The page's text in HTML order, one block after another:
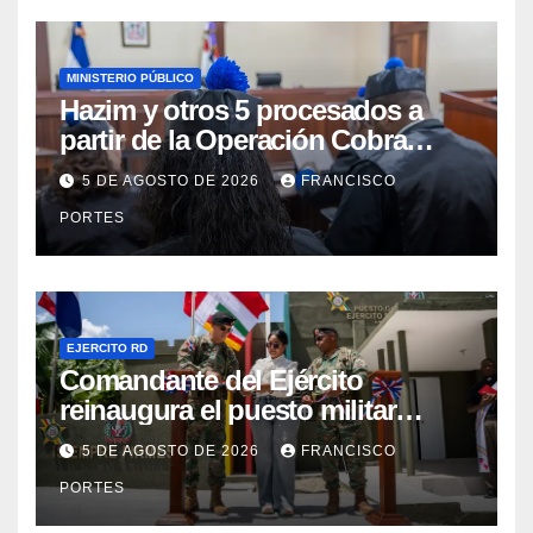
MINISTERIO PÚBLICO
Hazim y otros 5 procesados a
partir de la Operación Cobra
continuarán en prisión
5 DE AGOSTO DE 2026 FRANCISCO
PORTES
EJERCITO RD
Comandante del Ejército
reinaugura el puesto militar
Aniceto Martínez tras su
remodelación en Hondo Valle
5 DE AGOSTO DE 2026 FRANCISCO
PORTES